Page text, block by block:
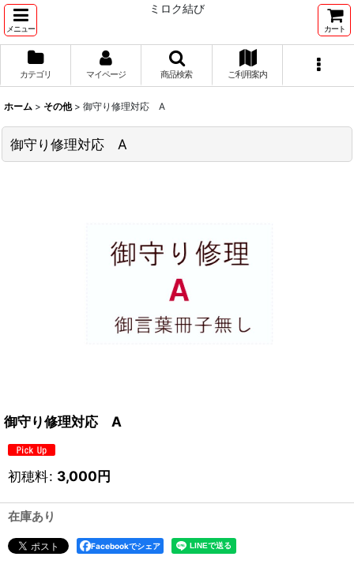
メニュー
ミロク結び
カート
カテゴリ マイページ 商品検索 ご利用案内
ホーム > その他 > 御守り修理対応 A
御守り修理対応 A
御守り修理対応 A
初穂料: 3,000円
在庫あり
Facebookでシェア